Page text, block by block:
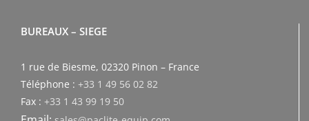
BUREAUX – SIEGE
1 rue de Biesme, 02320 Pinon – France
Téléphone : +33 1 49 56 02 82
Fax : +33 1 43 99 19 50